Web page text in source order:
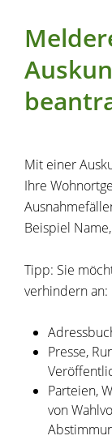
Mit einer
Ihre
Beispiel
Tipp: Sie
verhindern an:
Presse,
Parteien,
von